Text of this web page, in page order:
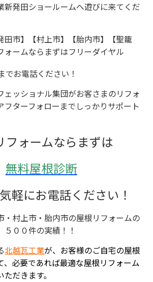
新発田ショールームへ遊びに来てくだ
田市】【村上市】【胎内市】【聖籠
ォームならまずはフリーダイヤル
でお電話ください！
ェッショナル集団がお客さまのリフォ
フターフォローまでしっかりサポート
フォームならまずは
無料屋根診断
軽にお電話ください！
・村上市・胎内市の屋根リフォームの
００件の実績！！
北越瓦工業が、お客様のご自宅の屋根
、必要であれば最適な屋根リフォーム
だきます。